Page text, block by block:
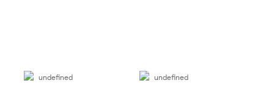
undefined undefined